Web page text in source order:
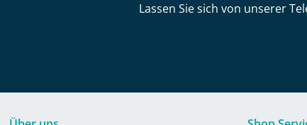
Lassen Sie sich von unserer